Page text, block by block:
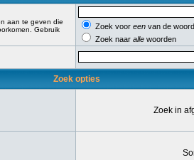
aan te geven die
Gebruik
Zoek voor een van de
Zoek naar alle woorden
Zoek opties
Zoek in